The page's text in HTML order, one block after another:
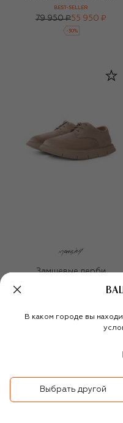
BEST-SELLER
79 950 ₽55 950 ₽
-30%
Замшевые дерби
В каком городе вы
Выбрать другой